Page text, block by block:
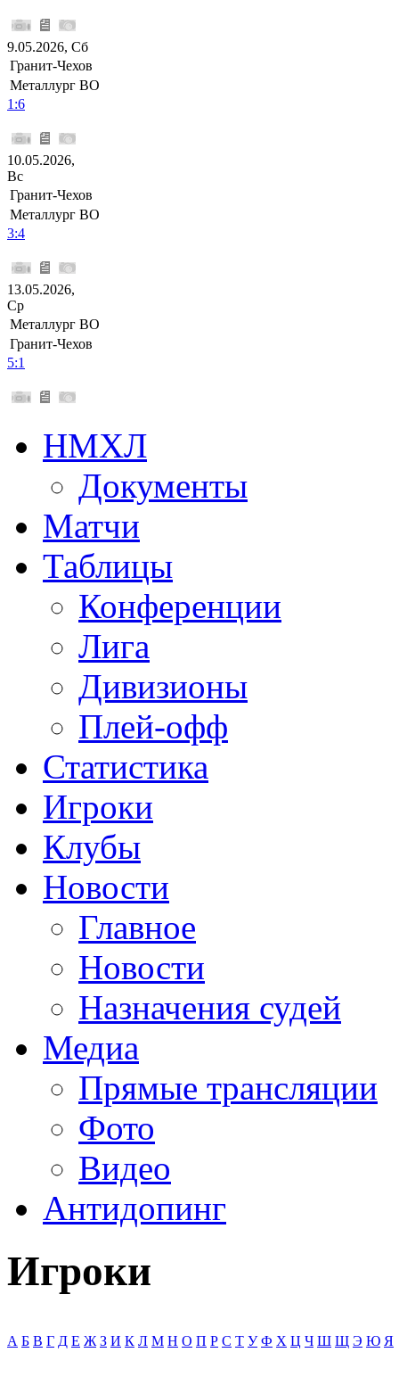
9.05.2026, Сб
Гранит-Чехов
Металлург ВО
1:6
10.05.2026,
Вс
Гранит-Чехов
Металлург ВО
3:4
13.05.2026,
Ср
Металлург ВО
Гранит-Чехов
5:1
НМХЛ
Документы
Матчи
Таблицы
Конференции
Лига
Дивизионы
Плей-офф
Статистика
Игроки
Клубы
Новости
Главное
Новости
Назначения судей
Медиа
Прямые трансляции
Фото
Видео
Антидопинг
Игроки
А Б В Г Д Е Ж З И К Л М Н О П Р С Т У Ф Х Ц Ч Ш Щ Э Ю Я